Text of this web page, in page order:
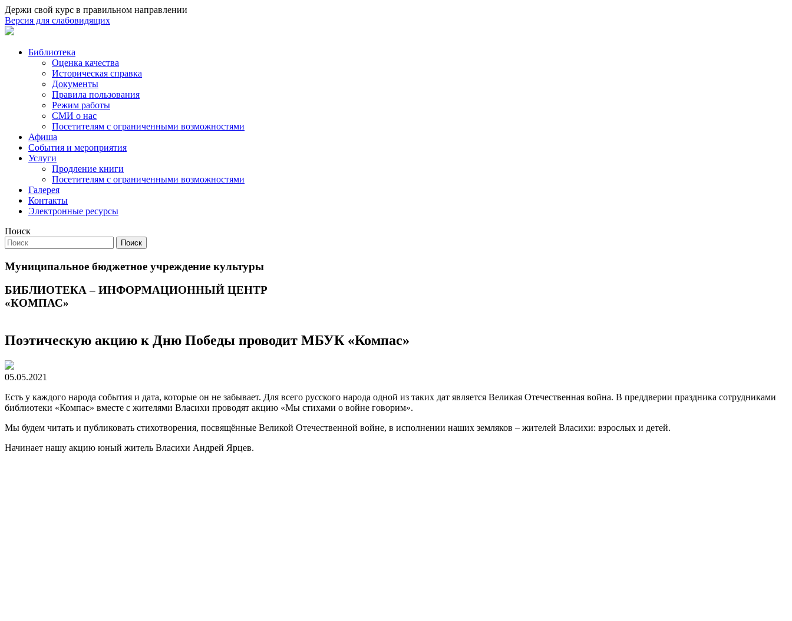
Держи свой курс в правильном направлении
Версия для слабовидящих
Библиотека
Оценка качества
Историческая справка
Документы
Правила пользования
Режим работы
СМИ о нас
Посетителям с ограниченными возможностями
Афиша
События и мероприятия
Услуги
Продление книги
Посетителям с ограниченными возможностями
Галерея
Контакты
Электронные ресурсы
Поиск
Поиск
Муниципальное бюджетное учреждение культуры
БИБЛИОТЕКА – ИНФОРМАЦИОННЫЙ ЦЕНТР
«КОМПАС»
Поэтическую акцию к Дню Победы проводит МБУК «Компас»
05.05.2021
Есть у каждого народа события и дата, которые он не забывает. Для всего русского народа одной из таких дат является Великая Отечественная война. В преддверии праздника сотрудниками
библиотеки «Компас» вместе с жителями Власихи проводят акцию «Мы стихами о войне говорим».
Мы будем читать и публиковать стихотворения, посвящённые Великой Отечественной войне, в исполнении наших земляков – жителей Власихи: взрослых и детей.
Начинает нашу акцию юный житель Власихи Андрей Ярцев.